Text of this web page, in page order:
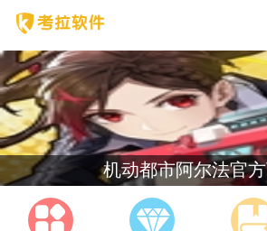
机动都市阿尔法官